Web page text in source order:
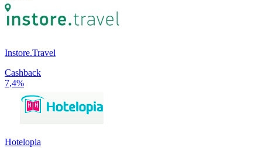
Instore.Travel
Cashback
7,4%
Hotelopia